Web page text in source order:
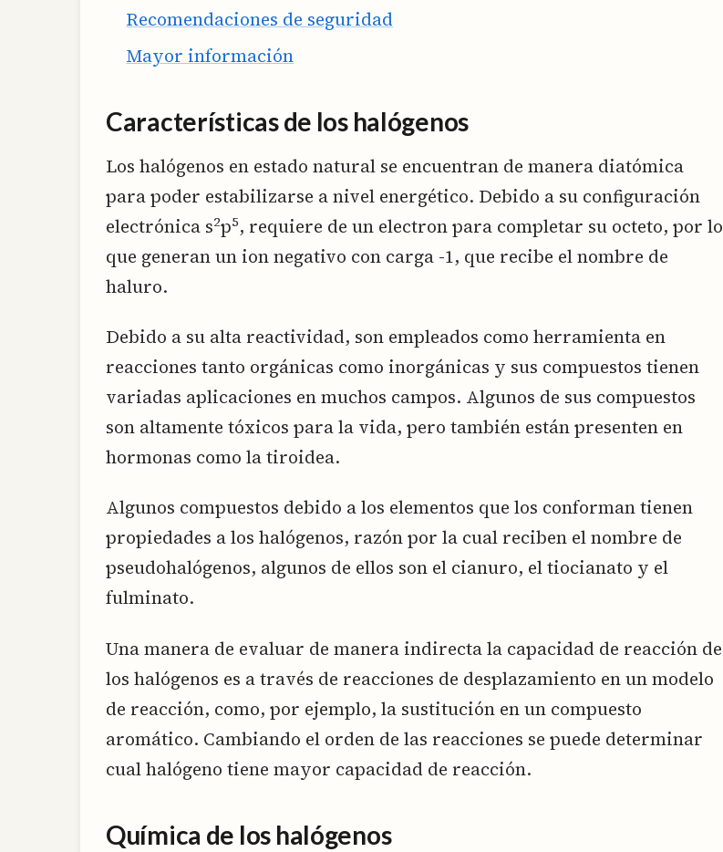
Recomendaciones de seguridad
Mayor información
Características de los halógenos
Los halógenos en estado natural se encuentran de manera diatómica
para poder estabilizarse a nivel energético. Debido a su configuración
electrónica s2p5, requiere de un electron para completar su octeto, por lo
que generan un ion negativo con carga -1, que recibe el nombre de
haluro.
Debido a su alta reactividad, son empleados como herramienta en
reacciones tanto orgánicas como inorgánicas y sus compuestos tienen
variadas aplicaciones en muchos campos. Algunos de sus compuestos
son altamente tóxicos para la vida, pero también están presenten en
hormonas como la tiroidea.
Algunos compuestos debido a los elementos que los conforman tienen
propiedades a los halógenos, razón por la cual reciben el nombre de
pseudohalógenos, algunos de ellos son el cianuro, el tiocianato y el
fulminato.
Una manera de evaluar de manera indirecta la capacidad de reacción de
los halógenos es a través de reacciones de desplazamiento en un modelo
de reacción, como, por ejemplo, la sustitución en un compuesto
aromático. Cambiando el orden de las reacciones se puede determinar
cual halógeno tiene mayor capacidad de reacción.
Química de los halógenos